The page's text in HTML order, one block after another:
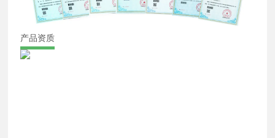
产品资质